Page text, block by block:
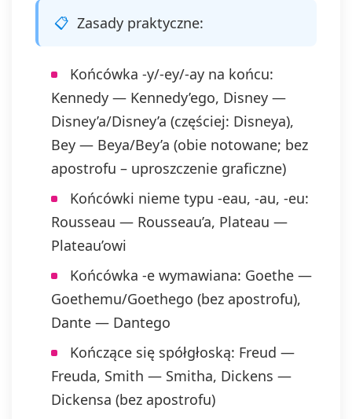
Zasady praktyczne:
Końcówka -y/-ey/-ay na końcu:
Kennedy — Kennedy’ego, Disney —
Disney’a/Disney’a (częściej: Disneya),
Bey — Beya/Bey’a (obie notowane; bez
apostrofu – uproszczenie graficzne)
Końcówki nieme typu -eau, -au, -eu:
Rousseau — Rousseau’a, Plateau —
Plateau’owi
Końcówka -e wymawiana: Goethe —
Goethemu/Goethego (bez apostrofu),
Dante — Dantego
Kończące się spółgłoską: Freud —
Freuda, Smith — Smitha, Dickens —
Dickensa (bez apostrofu)